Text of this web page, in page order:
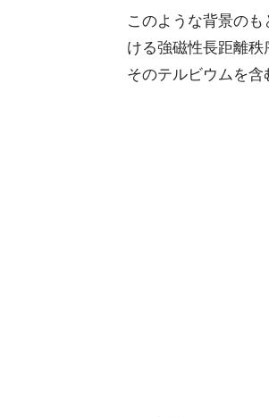
このような背景の
ける強磁性長距離秩
そのテルビウムを含